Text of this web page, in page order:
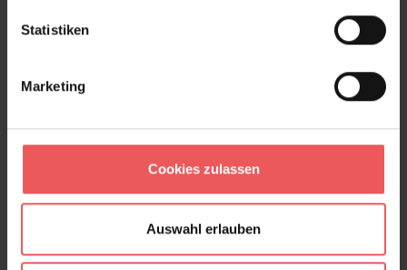
Statistiken
Marketing
Cookies zulassen
Auswahl erlauben